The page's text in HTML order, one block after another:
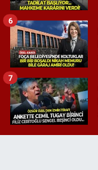
6
7